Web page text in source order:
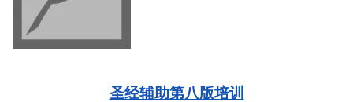
圣经辅助第八版培训